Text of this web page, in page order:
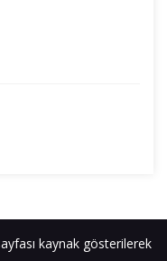
kaynak gösterilerek